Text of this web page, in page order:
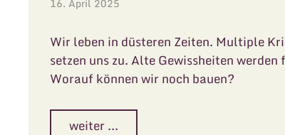
Wir leben in düsteren Zeiten. Multiple
setzen uns zu. Alte Gewissheiten
Worauf können wir noch bauen?
weiter ...